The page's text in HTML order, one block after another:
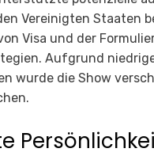
Vereinigten Staaten
Visa und der
Aufgrund
wurde die Show